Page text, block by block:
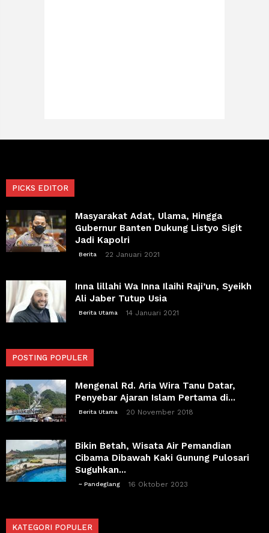
PICKS EDITOR
Masyarakat Adat, Ulama, Hingga
Gubernur Banten Dukung Listyo Sigit
Jadi Kapolri
Berita 22 Januari 2021
Inna lillahi Wa Inna Ilaihi Raji’un, Syeikh
Ali Jaber Tutup Usia
Berita Utama 14 Januari 2021
POSTING POPULER
Mengenal Rd. Aria Wira Tanu Datar,
Penyebar Ajaran Islam Pertama di...
Berita Utama 20 November 2018
Bikin Betah, Wisata Air Pemandian
Cibama Dibawah Kaki Gunung Pulosari
Suguhkan...
~ Pandeglang 16 Oktober 2023
KATEGORI POPULER